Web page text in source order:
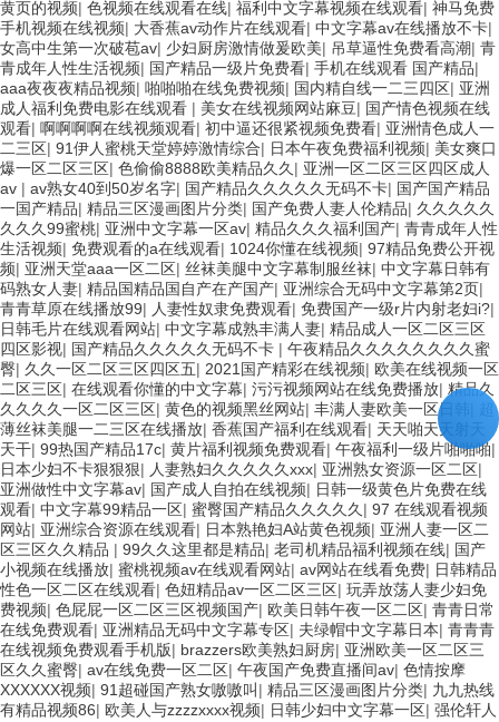
黄页的视频| 色视频在线观看在线| 福利中文字幕视频在线观看| 神马免费
手机视频在线视频| 大香蕉av动作片在线观看| 中文字幕av在线播放不卡|
女高中生第一次破苞av| 少妇厨房激情做爰欧美| 吊草逼性免费看高潮| 青
青成年人性生活视频| 国产精品一级片免费看| 手机在线观看 国产精品|
aaa夜夜夜精品视频| 啪啪啪在线免费视频| 国内精自线一二三四区| 亚洲
成人福利免费电影在线观看 | 美女在线视频网站麻豆| 国产情色视频在线
观看| 啊啊啊啊在线视频观看| 初中逼还很紧视频免费看| 亚洲情色成人一
二三区| 91伊人蜜桃天堂婷婷激情综合| 日本午夜免费福利视频| 美女爽口
爆一区二区三区| 色偷偷8888欧美精品久久 | 亚洲一区二区三区四区成人
av | av熟女40到50岁名字| 国产精品久久久久久无码不卡| 国产国产精品
一国产精品| 精品三区漫画图片分类| 国产免费人妻人伦精品| 久久久久久
久久久99蜜桃| 亚洲中文字幕一区av| 精品久久久福利国产| 青青成年人性
生活视频| 免费观看的a在线观看| 1024你懂在线视频| 97精品免费公开视
频| 亚洲天堂aaa一区二区| 丝袜美腿中文字幕制服丝袜| 中文字幕日韩有
码熟女人妻| 精品国精品国自产在产国产| 亚洲综合无码中文字幕第2页|
青青草原在线播放99| 人妻性奴隶免费观看| 免费国产一级r片内射老妇i?|
日韩毛片在线观看网站| 中文字幕成熟丰满人妻| 精品成人一区二区三区
四区影视| 国产精品久久久久久无码不卡 | 午夜精品久久久久久久久久蜜
臀| 久久一区二区三区四区五| 2021国产精彩在线视频| 欧美在线视频一区
二区三区| 在线观看你懂的中文字幕| 污污视频网站在线免费播放| 精品久
久久久久一区二区三区| 黄色的视频黑丝网站| 丰满人妻欧美一区日韩
薄丝袜美腿一二三区在线播放| 香蕉国产福利在线观看| 天天啪天天射天
天干| 99热国产精品17c| 黄片福利视频免费观看| 午夜福利一级片啪啪啪|
日本少妇不卡狠狠狠| 人妻熟妇久久久久久xxx| 亚洲熟女资源一区二区|
亚洲做性中文字幕av| 国产成人自拍在线视频| 日韩一级黄色片免费在线
观看| 中文字幕99精品一区| 蜜臀国产精品久久久久久 | 97 在线观看视频
网站| 亚洲综合资源在线观看| 日本熟艳妇A站黄色视频| 亚洲人妻一区二
区三区久久精品 | 99久久这里都是精品| 老司机精品福利视频在线| 国产
小视频在线播放| 蜜桃视频av在线观看网站| av网站在线看免费| 日韩精品
性色一区二区在线观看| 色妞精品av一区二区三区| 玩弄放荡人妻少妇免
费视频| 色屁屁一区二区三区视频国产| 欧美日韩午夜一区二区| 青青日常
在线免费观看| 亚洲精品无码中文字幕专区| 夫绿帽中文字幕日本| 青青青
在线视频免费观看手机版| brazzers欧美熟妇厨房| 亚洲欧美一区二区三
区久久蜜臀| av在线免费一区二区| 午夜国产免费直播间av| 色情按摩
XXXXXX视频| 91超碰国产熟女嗷嗷叫 | 精品三区漫画图片分类| 九九热线
有精品视频86| 欧美人与zzzzxxxx视频| 日韩少妇中文字幕一区| 强伦轩人